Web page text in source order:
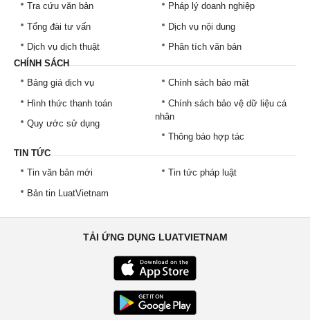
Tra cứu văn bản
Tổng đài tư vấn
Dịch vụ dịch thuật
Pháp lý doanh nghiệp
Dịch vụ nội dung
Phân tích văn bản
CHÍNH SÁCH
Bảng giá dịch vụ
Hình thức thanh toán
Quy ước sử dụng
Chính sách bảo mật
Chính sách bảo vệ dữ liệu cá
nhân
Thông báo hợp tác
TIN TỨC
Tin văn bản mới
Bản tin LuatVietnam
Tin tức pháp luật
TẢI ỨNG DỤNG LUATVIETNAM